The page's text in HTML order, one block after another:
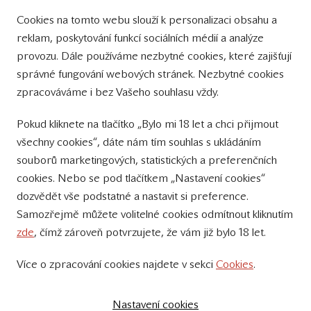
Přinášíme vám týdně
tipy na Facebooku
Sledujte nás
na Instagramu
Sledujte náš
YouTube kanál
Přihlášení k odběru novinek
Vytvořili:SuperKodéři
Cookies na tomto webu slouží k personalizaci obsahu a
reklam, poskytování funkcí sociálních médií a analýze
provozu. Dále používáme nezbytné cookies, které zajišťují
správné fungování webových stránek. Nezbytné cookies
zpracováváme i bez Vašeho souhlasu vždy.
Pokud kliknete na tlačítko „Bylo mi 18 let a chci přijmout
všechny cookies“, dáte nám tím souhlas s ukládáním
souborů marketingových, statistických a preferenčních
cookies. Nebo se pod tlačítkem „Nastavení cookies“
dozvědět vše podstatné a nastavit si preference.
Samozřejmě můžete volitelné cookies odmítnout kliknutím
zde, čímž zároveň potvrzujete, že vám již bylo 18 let.
Více o zpracování cookies najdete v sekci Cookies.
Nastavení cookies